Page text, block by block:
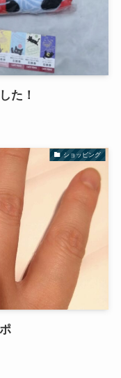
た！
ショッピング